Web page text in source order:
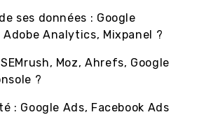
ses données : Google
Analytics, Mixpanel ?
Moz, Ahrefs, Google
?
: Google Ads, Facebook Ads